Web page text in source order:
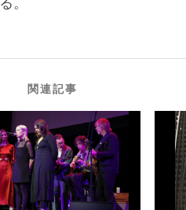
関連記事